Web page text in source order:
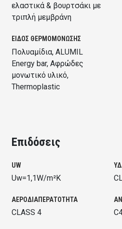
ελαστικά & βουρτσάκι με
τριπλή μεμβράνη
ΕΙΔΟΣ ΘΕΡΜΟΜΟΝΩΣΗΣ
Πολυαμίδια, ALUMIL
Energy bar, Αφρώδες
μονωτικό υλικό,
Thermoplastic
Επιδόσεις
UW
Uw=1,1W/m²K
ΑΕΡΟΔΙΑΠΕΡΑΤΟΤΗΤΑ
CLASS 4